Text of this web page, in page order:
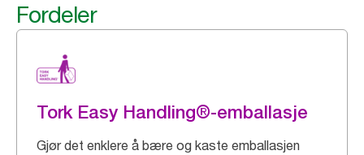
Fordeler
Tork Easy Handling®-emballasje
Gjør det enklere å bære og kaste emballasjen